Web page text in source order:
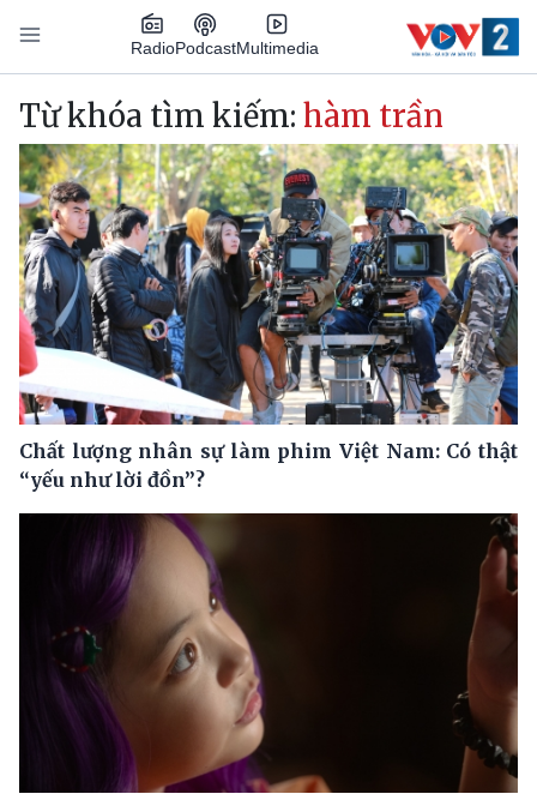
Nhảy đến nội dung
RadioPodcastMultimedia
Main navigation
Từ khóa tìm kiếm: hàm trần
Chất lượng nhân sự làm phim Việt Nam: Có thật
“yếu như lời đồn”?